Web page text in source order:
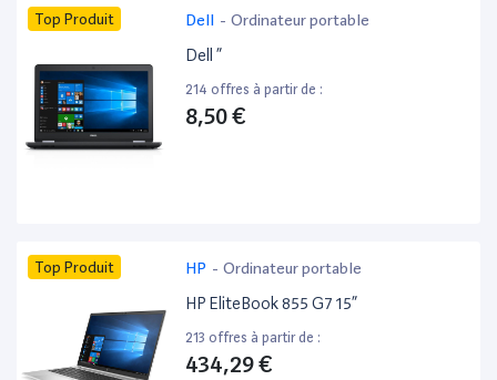
Top Produit Dell - Ordinateur portable
Dell ”
214 offres à partir de :
8,50 €
Top Produit HP - Ordinateur portable
HP EliteBook 855 G7 15”
213 offres à partir de :
434,29 €